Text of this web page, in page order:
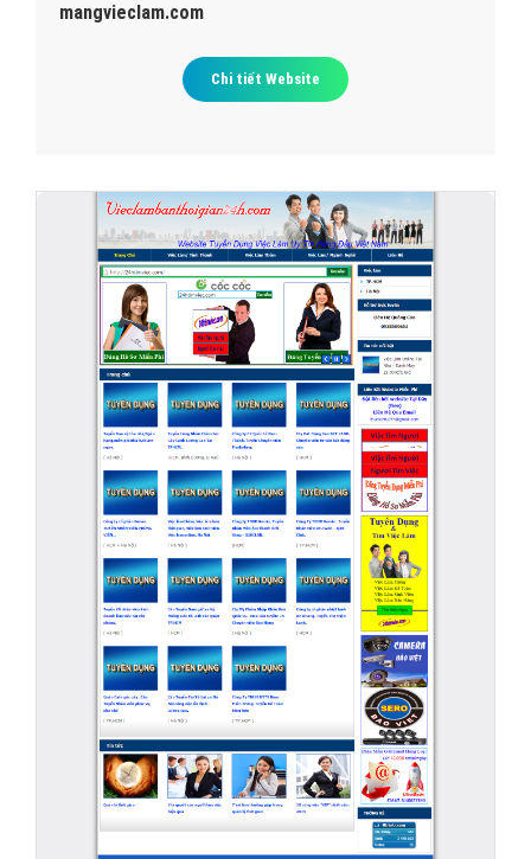
mangvieclam.com
Chi tiết Website